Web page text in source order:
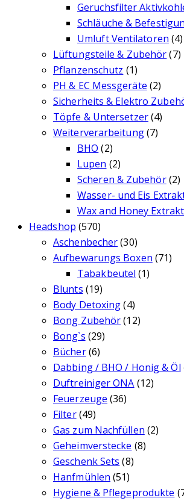
Geruchsfilter
Schläuche &
Umluft Ventilatoren (4)
Lüftungsteile & Zubehör (7)
Pflanzenschutz (1)
PH & EC Messgeräte (2)
Sicherheits & Elektro
Töpfe & Untersetzer(4)
Weiterverarbeitung(7)
BHO (2)
Lupen (2)
Scheren & Zubehör(2)
Wasser- und Eis
Wax and Honey
Headshop (570)
Aschenbecher(30)
Aufbewarungs Boxen (71)
Tabakbeutel (1)
Blunts (19)
Body Detoxing (4)
Bong Zubehör(12)
Bong`s (29)
Bücher(6)
Dabbing / BHO / Honig & Öl
Duftreiniger ONA (12)
Feuerzeuge (36)
Filter(49)
Gas zum Nachfüllen (2)
Geheimverstecke (8)
Geschenk Sets (8)
Hanfmühlen (51)
Hygiene & Pflegeprodukte